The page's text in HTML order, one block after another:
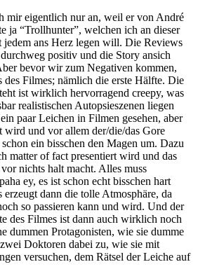
mir eigentlich nur an, weil er von André
ja “Trollhunter”, welchen ich an dieser
jedem ans Herz legen will. Die Reviews
positiv und die Story ansich
bevor wir zum Negativen kommen,
Filmes; nämlich die erste Hälfte. Die
ist wirklich hervorragend creepy, was
realistischen Autopsieszenen liegen
paar Leichen in Filmen gesehen, aber
wird und vor allem der/die/das Gore
ein bisschen den Magen um. Dazu
matter of fact presentiert wird und das
nichts halt macht. Alles muss
ey, es ist schon echt bisschen hart
erzeugt dann die tolle Atmosphäre, da
so passieren kann und wird. Und der
des Filmes ist dann auch wirklich noch
dummen Protagonisten, wie sie dumme
Doktoren dabei zu, wie sie mit
versuchen, dem Rätsel der Leiche auf